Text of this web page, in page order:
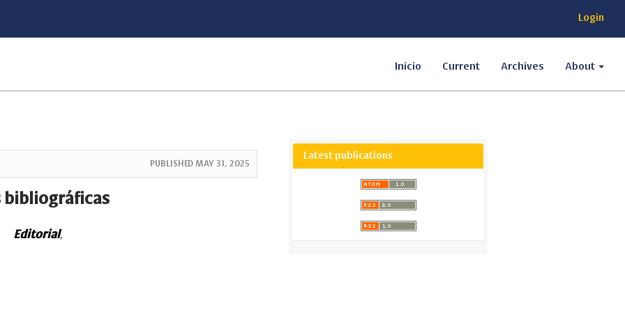
Login
Inicio Current Archives About
PUBLISHED MAY 31, 2025
bibliográficas
Editorial,
Latest publications